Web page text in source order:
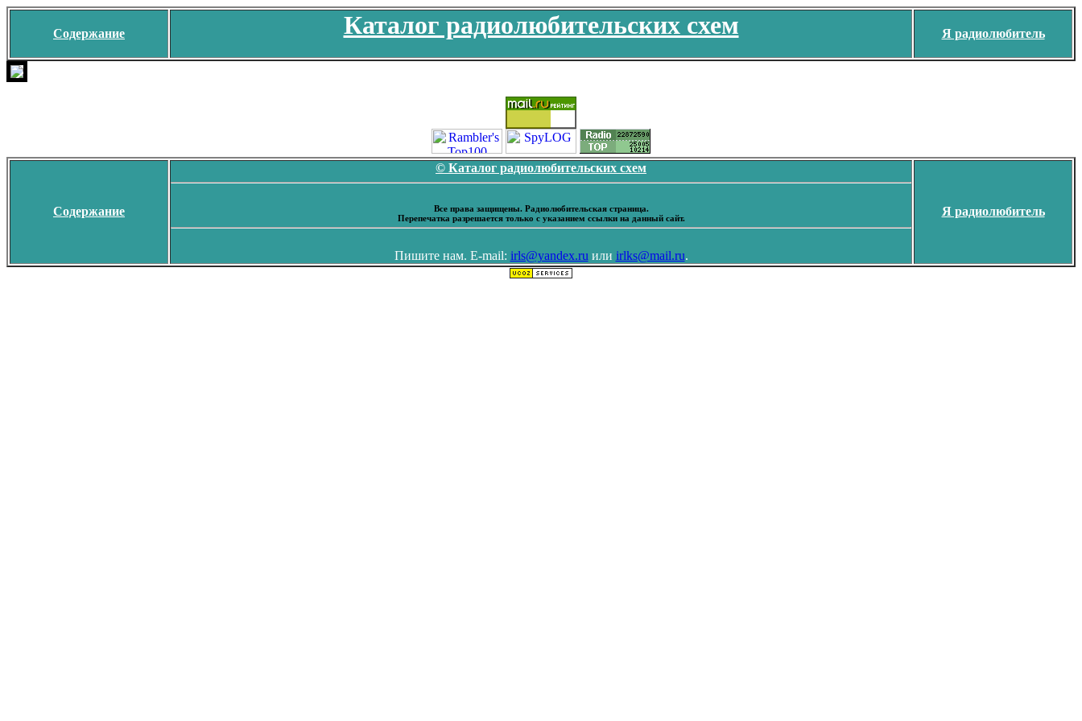
Содержание Каталог радиолюбительских схем Я радиолюбитель
Содержание
© Каталог радиолюбительских схем
Все права защищены. Радиолюбительская страница.
Перепечатка разрешается только с указанием ссылки на данный сайт.
Пишите нам. E-mail: irls@yandex.ru или irlks@mail.ru.
Я радиолюбитель